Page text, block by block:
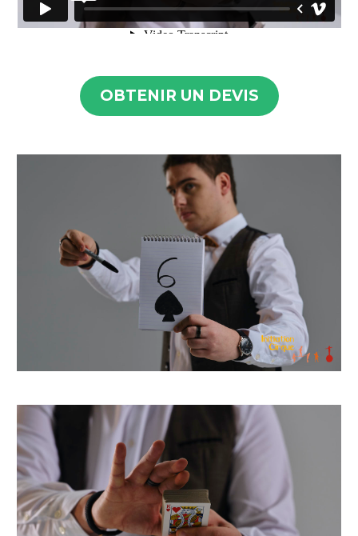
OBTENIR UN DEVIS